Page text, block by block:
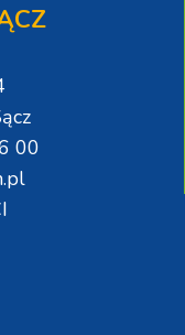
00